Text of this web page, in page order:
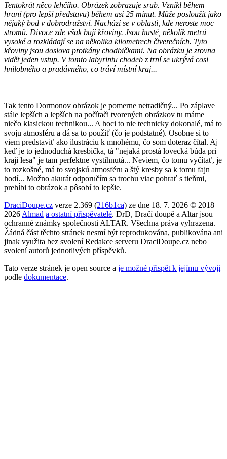
Tentokrát něco lehčího. Obrázek zobrazuje srub. Vznikl během
hraní (pro lepší představu) během asi 25 minut. Může posloužit jako
nějaký bod v dobrodružství. Nachází se v oblasti, kde neroste moc
stromů. Divoce zde však bují křoviny. Jsou husté, několik metrů
vysoké a rozkládají se na několika kilometrech čtverečních. Tyto
křoviny jsou doslova protkány chodbičkami. Na obrázku je zrovna
vidět jeden vstup. V tomto labyrintu chodeb z trní se ukrývá cosi
hnilobného a pradávného, co tráví místní kraj...
Tak tento Dormonov obrázok je pomerne netradičný... Po záplave
stále lepších a lepších na počítači tvorených obrázkov tu máme
niečo klasickou technikou... A hoci to nie technicky dokonalé, má to
svoju atmosféru a dá sa to použiť (čo je podstatné). Osobne si to
viem predstaviť ako ilustráciu k mnohému, čo som doteraz čítal. Aj
keď je to jednoduchá kresbička, tá "nejaká prostá lovecká búda pri
kraji lesa" je tam perfektne vystihnutá... Neviem, čo tomu vyčítať, je
to rozkošné, má to svojskú atmosféru a štý kresby sa k tomu fajn
hodí... Možno akurát odporučím sa trochu viac pohrať s tieňmi,
prehĺbi to obrázok a pôsobí to lepšie.
DraciDoupe.cz verze 2.369 (216b1ca) ze dne 18. 7. 2026 © 2018–
2026 Almad a ostatní přispěvatelé. DrD, Dračí doupě a Altar jsou
ochranné známky společnosti ALTAR. Všechna práva vyhrazena.
Žádná část těchto stránek nesmí být reprodukována, publikována ani
jinak využita bez svolení Redakce serveru DraciDoupe.cz nebo
svolení autorů jednotlivých příspěvků.
Tato verze stránek je open source a je možné přispět k jejímu vývoji
podle dokumentace.